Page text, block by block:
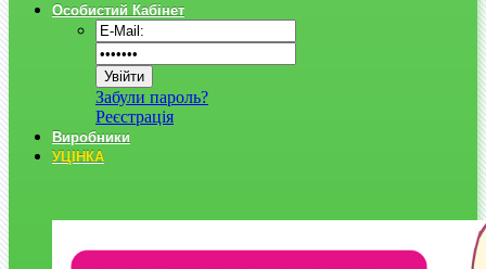
Особистий Кабінет
Забули пароль?
Реєстрація
Виробники
УЦІНКА